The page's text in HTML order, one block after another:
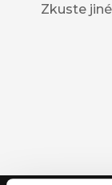
Zkuste